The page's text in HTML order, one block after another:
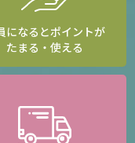
になるとポイントが
たまる・使える